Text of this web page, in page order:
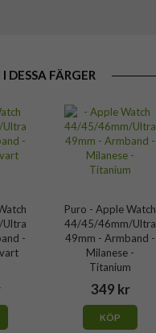
DESSA FÄRGER
-
Puro - Apple Watch
44/45/46mm/Ultra
49mm - Armband -
Milanese -
Titanium
349 kr
KÖP